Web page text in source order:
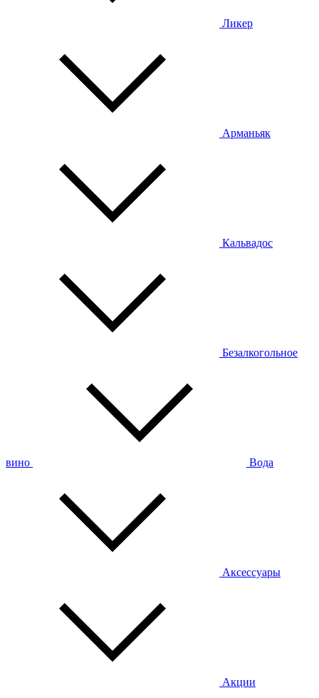
Ликер
Арманьяк
Кальвадос
Безалкогольное
вино Вода
Аксессуары
Акции